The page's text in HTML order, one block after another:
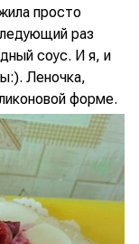
просто
раз
соус. И я, и
Леночка,
форме.